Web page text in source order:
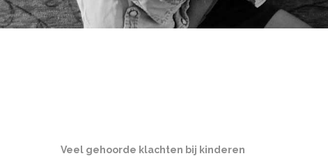
Veel gehoorde klachten bij kinderen